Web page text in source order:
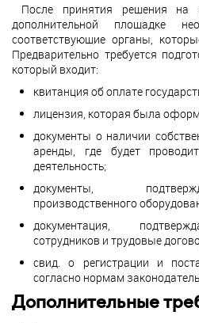
После принятия решения на
дополнительной площадке
соответствующие органы,
Предварительно требуется
который входит:
квитанция об оплате
лицензия, которая была
документы о наличии
аренды, где будет
деятельность;
документы,
производственного
документация,
сотрудников и трудовые
свид. о регистрации и
согласно нормам
Дополнительные